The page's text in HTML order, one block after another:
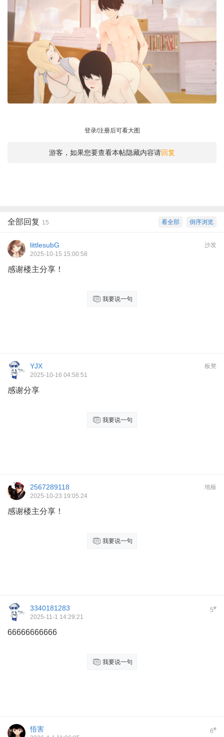
登录/注册后可看大图
游客，如果您要查看本帖隐藏内容请回复
倒序浏览
看全部
全部回复 15
沙发
littlesubG
2025-10-15 15:00:58
感谢楼主分享！
我要说一句
板凳
YJX
2025-10-16 04:58:51
感谢分享
我要说一句
地板
2567289118
2025-10-23 19:05:24
感谢楼主分享！
我要说一句
5#
3340181283
2025-11-1 14:29:21
66666666666
我要说一句
6#
悟害